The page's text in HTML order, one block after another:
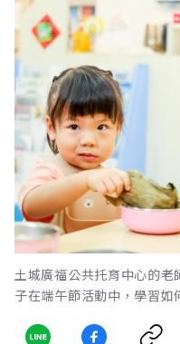
土城廣福公共托育中心的
子在端午節活動中，學習如